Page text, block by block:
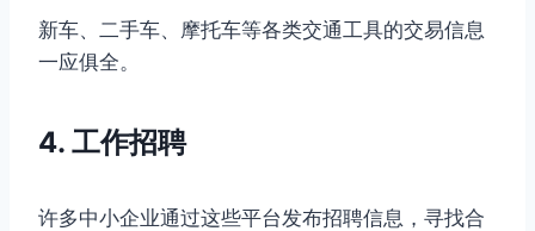
新车、二手车、摩托车等各类交通工具的交易信息
一应俱全。
4. 工作招聘
许多中小企业通过这些平台发布招聘信息，寻找合